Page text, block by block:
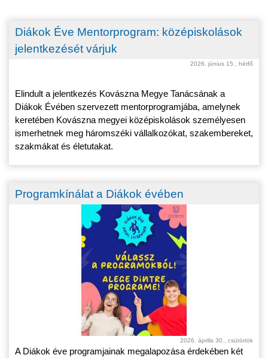
Diákok Éve Mentorprogram: középiskolások
jelentkezését várjuk
2026. június 15., hétfő
Elindult a jelentkezés Kovászna Megye Tanácsának a
Diákok Évében szervezett mentorprogramjába, amelynek
keretében Kovászna megyei középiskolások személyesen
ismerhetnek meg háromszéki vállalkozókat, szakembereket,
szakmákat és életutakat.
Programkínálat a Diákok évében
2026. április 30., csütörtök
A Diákok éve programjainak megalapozása érdekében két